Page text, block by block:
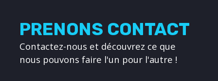
PRENONS CONTACT
Contactez-nous et découvrez ce que
nous pouvons faire l'un pour l'autre !